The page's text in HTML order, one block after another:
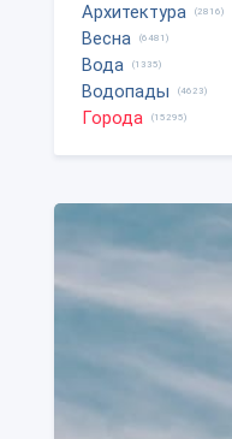
Архитектура (2816)
Весна (6481)
Вода (1335)
Водопады (4623)
Города (15295)